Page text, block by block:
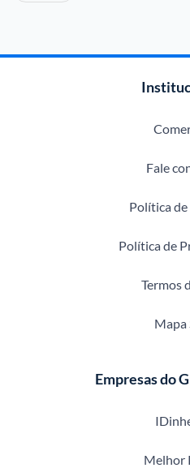
Fale
Política
Política de
Termos
Mapa
Empresas do
Melhor